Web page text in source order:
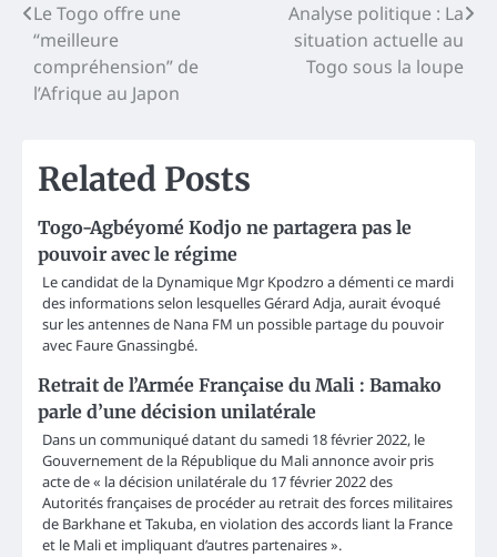
Post
navigation
Le Togo offre une
“meilleure
compréhension” de
l’Afrique au Japon
Analyse politique : La
situation actuelle au
Togo sous la loupe
Related Posts
Togo-Agbéyomé Kodjo ne partagera pas le
pouvoir avec le régime
Le candidat de la Dynamique Mgr Kpodzro a démenti ce mardi
des informations selon lesquelles Gérard Adja, aurait évoqué
sur les antennes de Nana FM un possible partage du pouvoir
avec Faure Gnassingbé.
Retrait de l’Armée Française du Mali : Bamako
parle d’une décision unilatérale
Dans un communiqué datant du samedi 18 février 2022, le
Gouvernement de la République du Mali annonce avoir pris
acte de « la décision unilatérale du 17 février 2022 des
Autorités françaises de procéder au retrait des forces militaires
de Barkhane et Takuba, en violation des accords liant la France
et le Mali et impliquant d’autres partenaires ».